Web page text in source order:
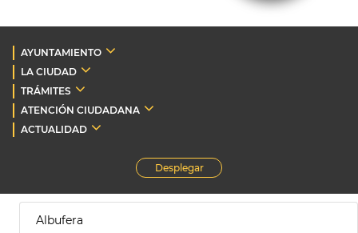
AYUNTAMIENTO
LA CIUDAD
TRÁMITES
ATENCIÓN CIUDADANA
ACTUALIDAD
Desplegar
Albufera